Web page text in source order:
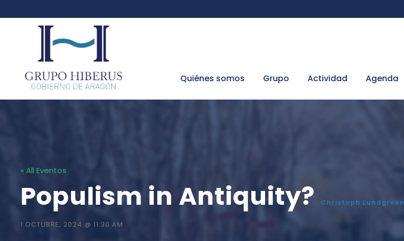
Quiénes somos Grupo Actividad Agenda
« All Eventos
Populism in Antiquity? Christoph Lundgreen
1 OCTUBRE, 2024 @ 11:30 AM